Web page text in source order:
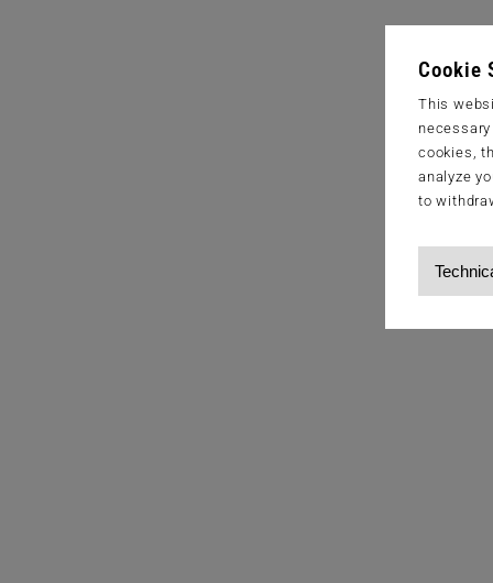
Cookie
This
cookies,
analyze
to